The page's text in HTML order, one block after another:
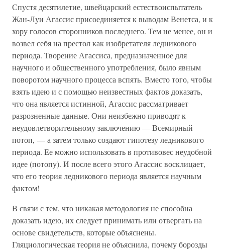
Спустя десятилетие, швейцарский естествоиспытатель
Жан-Луи Агассис присоединяется к выводам Венетса, и к
хору голосов сторонников последнего. Тем не менее, он и
возвел себя на престол как изобретателя ледникового
периода. Творение Агассиса, предназначенное для
научного и общественного употребления, было явным
поворотом научного процесса вспять. Вместо того, чтобы
взять идею и с помощью неизвестных фактов доказать,
что она является истинной, Агассис рассматривает
разрозненные данные. Они неизбежно приводят к
неудовлетворительному заключению — Всемирный
потоп, — а затем только создают гипотезу ледникового
периода. Ее можно использовать в противовес неудобной
идее (потопу). И после всего этого Агассис восклицает,
что его теория ледникового периода является научным
фактом!
В связи с тем, что никакая методология не способна
доказать идею, их следует принимать или отвергать на
основе свидетельств, которые объяснены.
Гляциологическая теория не объяснила, почему борозды